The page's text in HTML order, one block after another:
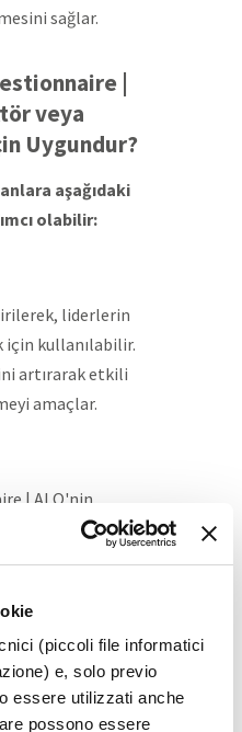
(piccoli file informatici
e, solo previo
essere utilizzati anche
possono essere
sağlar.
|
veya
Uygundur?
aşağıdaki
olabilir:
liderlerin
için kullanılabilir.
artırarak etkili
amaçlar.
| ALQ'nin
özelliklerini
| ALQ, liderlik ve